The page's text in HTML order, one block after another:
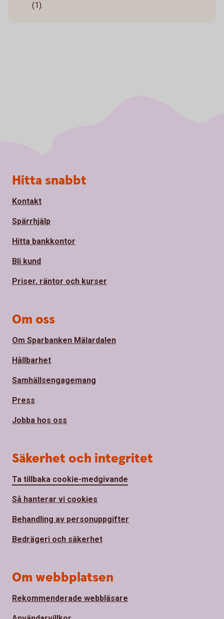
(1).​
Sidfot
Hitta snabbt
Kontakt
Spärrhjälp
Hitta bankkontor
Bli kund
Priser, räntor och kurser
Om oss
Om Sparbanken Mälardalen
Hållbarhet
Samhällsengagemang
Press
Jobba hos oss
Säkerhet och integritet
Ta tillbaka cookie-medgivande
Så hanterar vi cookies
Behandling av personuppgifter
Bedrägeri och säkerhet
Om webbplatsen
Rekommenderade webbläsare